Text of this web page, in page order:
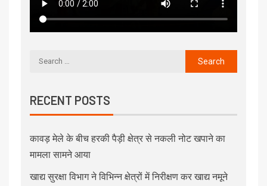
RECENT POSTS
कावड़ मेले के बीच हरकी पैड़ी क्षेत्र से नकली नोट खपाने का
मामला सामने आया
खाद्य सुरक्षा विभाग ने विभिन्न क्षेत्रों में निरीक्षण कर खाद्य नमूने